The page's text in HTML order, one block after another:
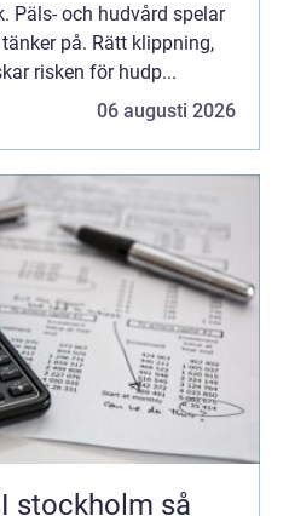
Päls- och hudvård spelar
på. Rätt klippning,
risken för hudp...
06 augusti 2026
så